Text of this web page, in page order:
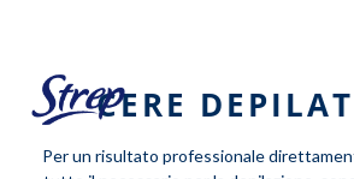
contenuto
principale CERE
Per un risultato professionale